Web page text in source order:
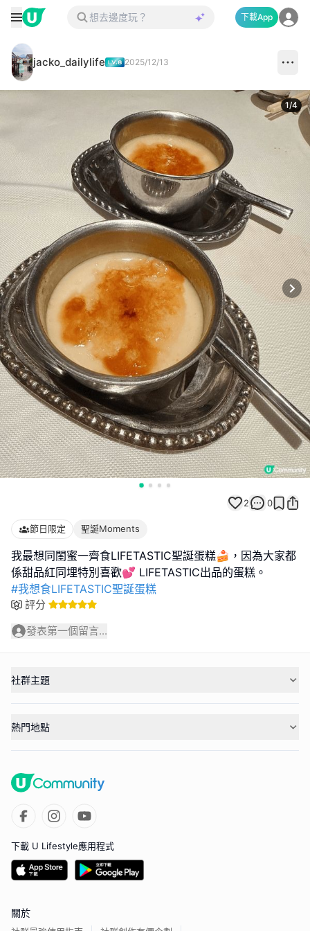
下載App
jacko_dailylife 2025/12/13
1/4
2 0
節日限定 聖誕Moments
我最想同閨蜜一齊食LIFETASTIC聖誕蛋糕🍰，因為大家都
#我想食LIFETASTIC聖誕蛋糕
評分
發表第一個留言...
社群主題
熱門地點
下載 U Lifestyle應用程式
關於